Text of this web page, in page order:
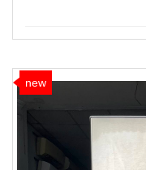
new